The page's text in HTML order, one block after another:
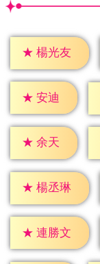
★ 楊光友
★ 安迪
★ 余天
★ 楊丞琳
★ 連勝文